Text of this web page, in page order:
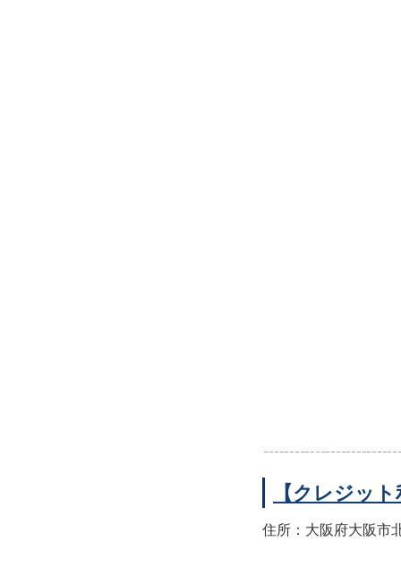
【クレジッ
住所：大阪府大阪市